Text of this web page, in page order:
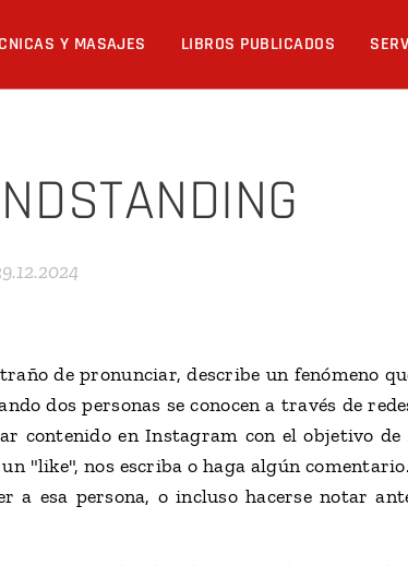
Y MASAJES LIBROS PUBLICADOS
de pronunciar, describe un fenómeno
dos personas se conocen a través de
contenido en Instagram con el objetivo
"like", nos escriba o haga algún
a esa persona, o incluso hacerse notar